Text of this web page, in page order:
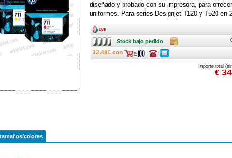
diseñado y probado con su impresora, para
uniformes. Para series Designjet T120 y T520 en
Ancho
Stock
bajo
pedido
Stock bajo pedido Caja
32,48€ con
Consulte
ofertas
Consulte
ofertas
Importe total
€
colores